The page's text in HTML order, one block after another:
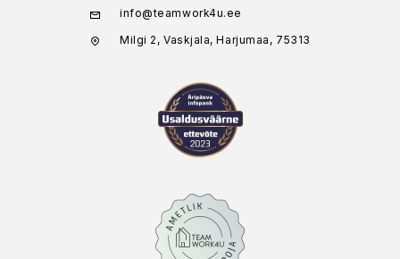
info@teamwork4u.ee
Milgi 2, Vaskjala, Harjumaa, 75313